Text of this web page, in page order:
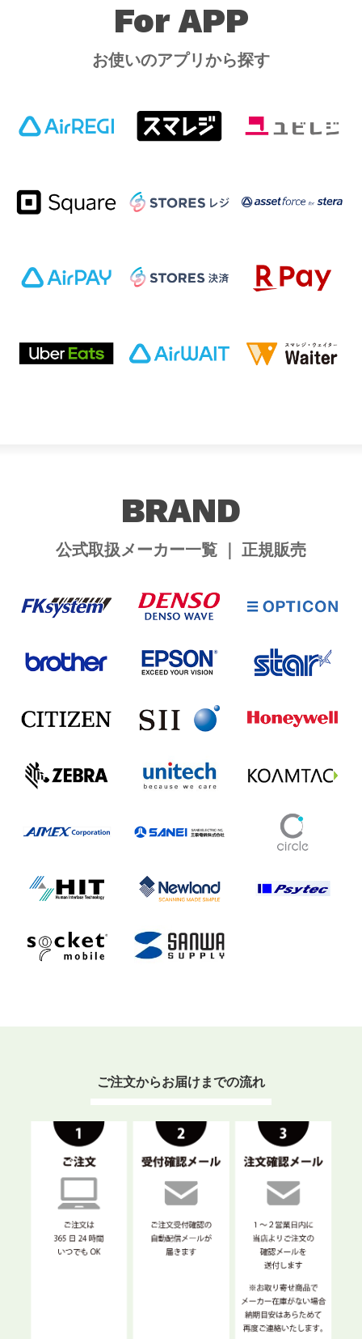
For APP
お使いのアプリから探す
BRAND
公式取扱メーカー一覧 ｜ 正規販売
ご注文からお届けまでの流れ